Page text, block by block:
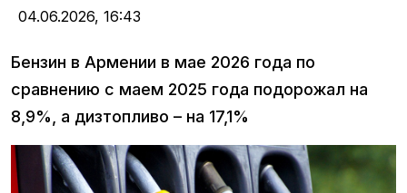
04.06.2026, 16:43
Бензин в Армении в мае 2026 года по
сравнению с маем 2025 года подорожал на
8,9%, а дизтопливо – на 17,1%